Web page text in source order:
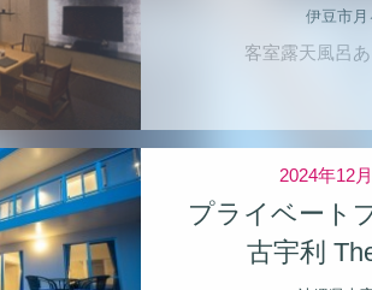
伊豆市月
客室露天風呂
2024年12
プライベート
古宇利